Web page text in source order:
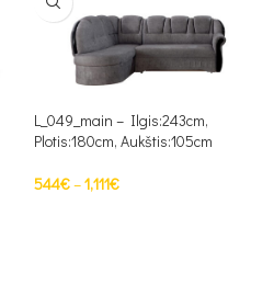
L_049_main – Ilgis:243cm,
Plotis:180cm, Aukštis:105cm
544€–1,111€